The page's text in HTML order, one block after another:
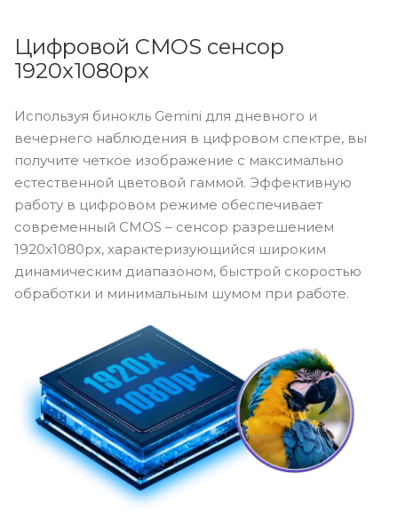
Цифровой CMOS сенсор
1920x1080px
Используя бинокль Gemini для дневного и
вечернего наблюдения в цифровом спектре, вы
получите четкое изображение с максимально
естественной цветовой гаммой. Эффективную
работу в цифровом режиме обеспечивает
современный CMOS – сенсор разрешением
1920x1080px, характеризующийся широким
динамическим диапазоном, быстрой скоростью
обработки и минимальным шумом при работе.